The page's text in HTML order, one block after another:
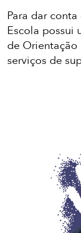
Para dar
Escola possui
de
serviços de